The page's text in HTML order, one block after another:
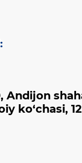
:
Andijon
ko‘chasi,